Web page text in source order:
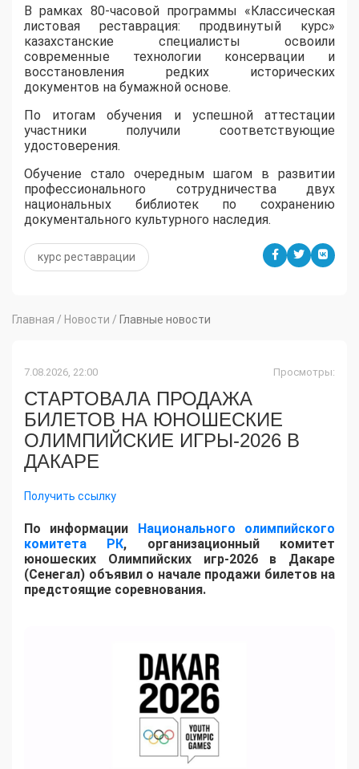
​В рамках 80-часовой программы «Классическая
листовая реставрация: продвинутый курс»
казахстанские специалисты освоили
современные технологии консервации и
восстановления редких исторических
документов на бумажной основе.
По итогам обучения и успешной аттестации
участники получили соответствующие
удостоверения.
Обучение стало очередным шагом в развитии
профессионального сотрудничества двух
национальных библиотек по сохранению
документального культурного наследия.
курс реставрации
Главная / Новости / Главные новости
7.08.2026, 22:00 Просмотры:
СТАРТОВАЛА ПРОДАЖА
БИЛЕТОВ НА ЮНОШЕСКИЕ
ОЛИМПИЙСКИЕ ИГРЫ-2026 В
ДАКАРЕ
Получить ссылку
По информации Национального олимпийского
комитета РК, организационный комитет
юношеских Олимпийских игр-2026 в Дакаре
(Сенегал) объявил о начале продажи билетов на
предстоящие соревнования.